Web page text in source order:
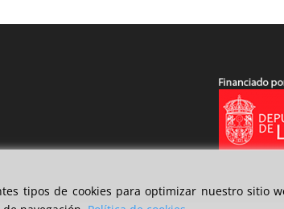
tipos de cookies para optimizar nuestro sitio